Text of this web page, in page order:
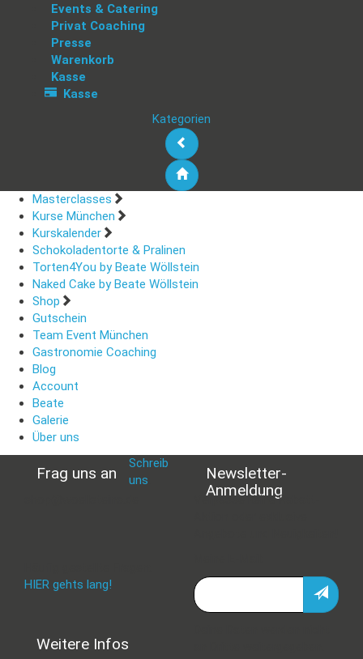
Events & Catering
Privat Coaching
Presse
Warenkorb
Kasse
Kasse
Kategorien
Masterclasses
Kurse München
Kurskalender
Schokoladentorte & Pralinen
Torten4You by Beate Wöllstein
Naked Cake by Beate Wöllstein
Shop
Gutschein
Team Event München
Gastronomie Coaching
Blog
Account
Beate
Galerie
Über uns
Frag uns an
Schreib
uns
HIER gehts lang!
Weitere Infos
Newsletter-
Anmeldung
Verpasse keine Rabatt-